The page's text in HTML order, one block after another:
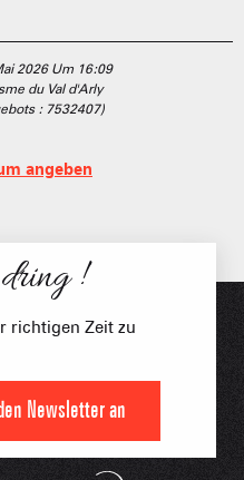
2026 Um 16:09
du Val d'Arly
: 7532407)
angeben
!
richtigen Zeit zu
Newsletter an